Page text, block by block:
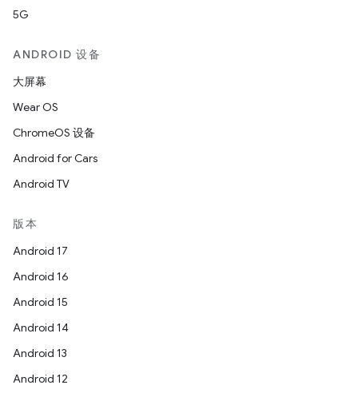
5G
ANDROID 设备
大屏幕
Wear OS
ChromeOS 设备
Android for Cars
Android TV
版本
Android 17
Android 16
Android 15
Android 14
Android 13
Android 12